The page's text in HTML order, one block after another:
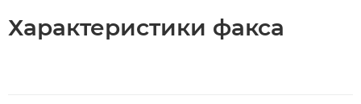
Характеристики факса